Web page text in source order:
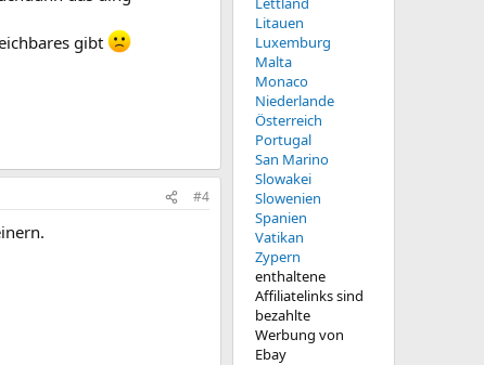
gibt
#4
Litauen
Luxemburg
Malta
Monaco
Niederlande
Österreich
Portugal
San Marino
Slowakei
Slowenien
Spanien
Vatikan
Zypern
enthaltene
Affiliatelinks sind
bezahlte
Werbung von
Ebay